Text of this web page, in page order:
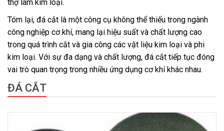
thợ làm kim loại.
Tóm lại, đá cắt là một công cụ không thể thiếu trong ngành
công nghiệp cơ khí, mang lại hiệu suất và chất lượng cao
trong quá trình cắt và gia công các vật liệu kim loại và phi
kim loại. Với sự đa dạng và chất lượng, đá cắt tiếp tục đóng
vai trò quan trọng trong nhiều ứng dụng cơ khí khác nhau.
ĐÁ CẮT